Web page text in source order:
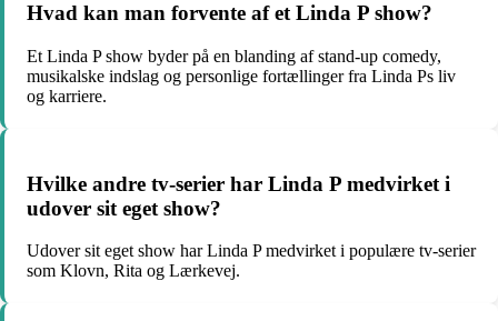
Hvad kan man forvente af et Linda P show?
Et Linda P show byder på en blanding af stand-up comedy,
musikalske indslag og personlige fortællinger fra Linda Ps liv
og karriere.
Hvilke andre tv-serier har Linda P medvirket i
udover sit eget show?
Udover sit eget show har Linda P medvirket i populære tv-serier
som Klovn, Rita og Lærkevej.